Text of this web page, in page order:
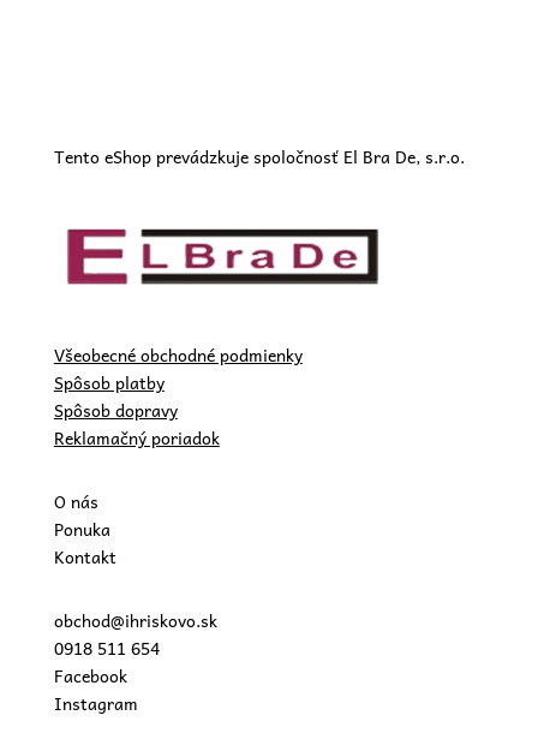
Tento eShop prevádzkuje spoločnosť El Bra De, s.r.o.
Všeobecné obchodné podmienky
Spôsob platby
Spôsob dopravy
Reklamačný poriadok
O nás
Ponuka
Kontakt
obchod@ihriskovo.sk
0918 511 654
Facebook
Instagram